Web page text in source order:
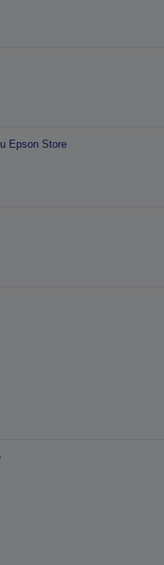
Epson Store